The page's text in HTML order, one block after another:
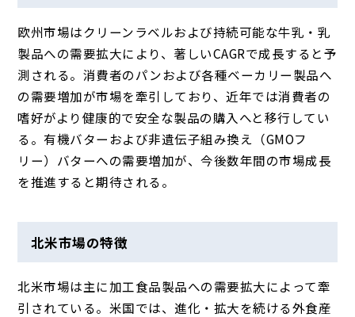
欧州市場はクリーンラベルおよび持続可能な牛乳・乳
製品への需要拡大により、著しいCAGRで成長すると予
測される。消費者のパンおよび各種ベーカリー製品へ
の需要増加が市場を牽引しており、近年では消費者の
嗜好がより健康的で安全な製品の購入へと移行してい
る。有機バターおよび非遺伝子組み換え（GMOフ
リー）バターへの需要増加が、今後数年間の市場成長
を推進すると期待される。
北米市場の特徴
北米市場は主に加工食品製品への需要拡大によって牽
引されている。米国では、進化・拡大を続ける外食産